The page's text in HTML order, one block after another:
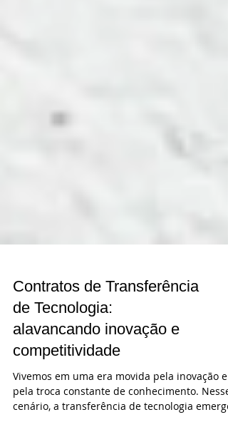
Contratos de Transferência
de Tecnologia:
alavancando inovação e
competitividade
Vivemos em uma era movida pela inovação e